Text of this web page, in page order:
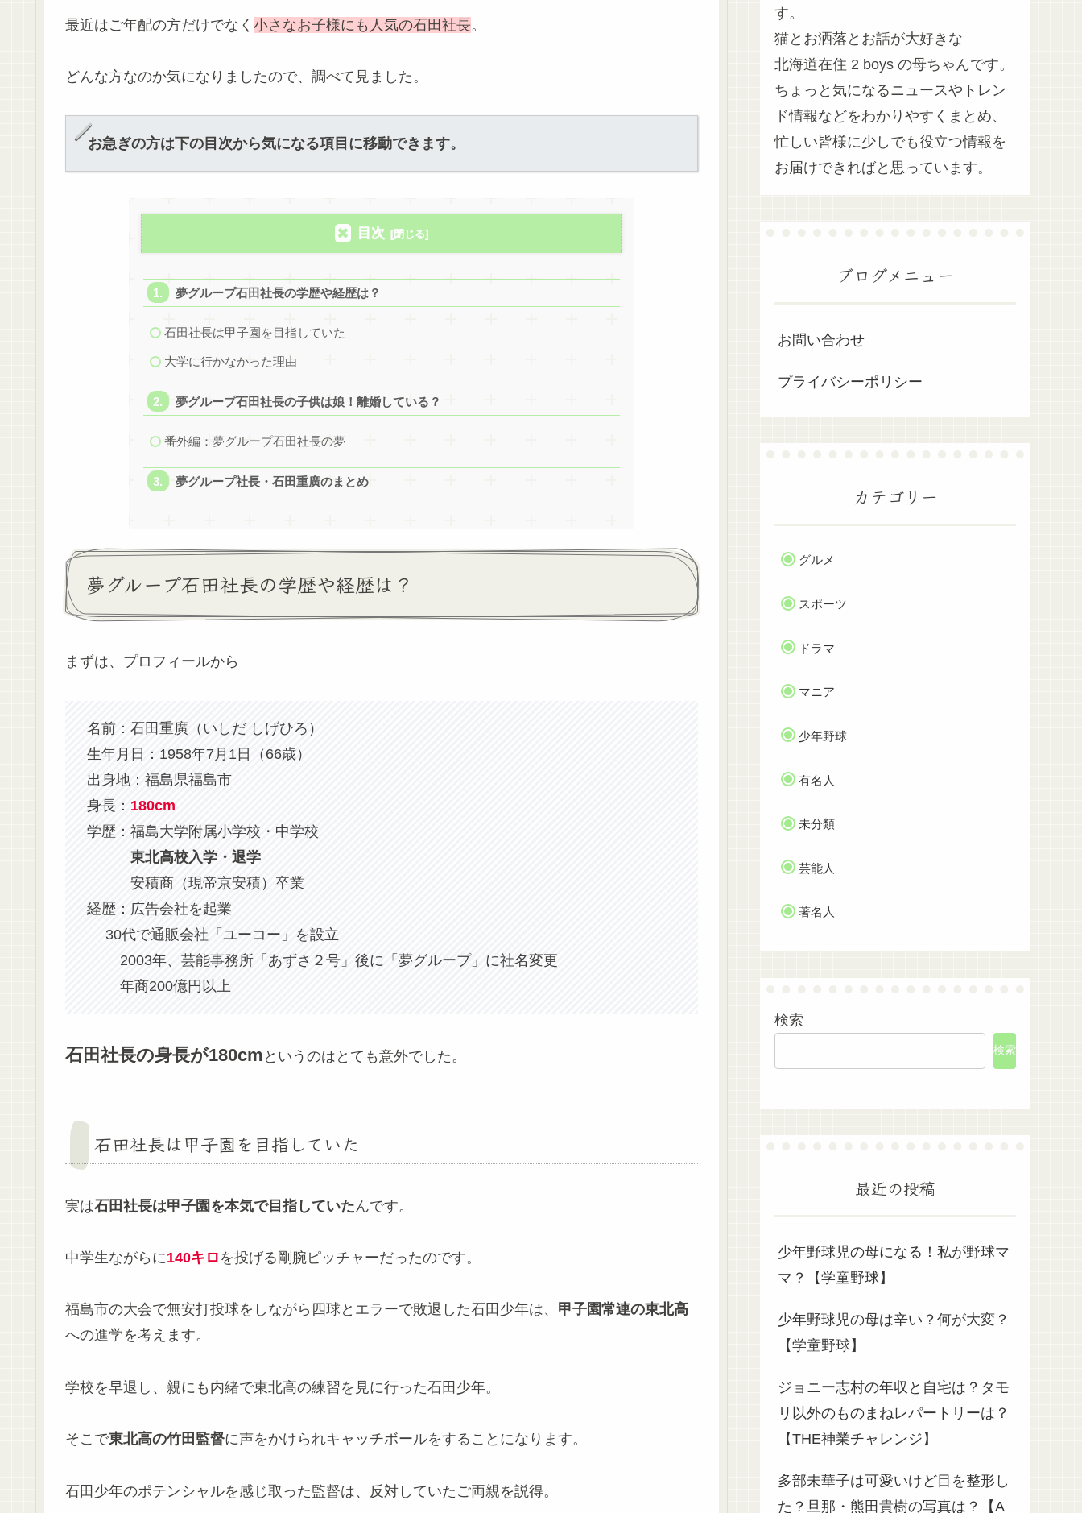
最近はご年配の方だけでなく 小さなお子様にも人気の石田社長。
どんな方なのか気になりましたので、調べて見ました。
お急ぎの方は下の目次から気になる項目に移動できます。
目次
夢グループ石田社長の学歴や経歴は？
石田社長は甲子園を目指していた
大学に行かなかった理由
夢グループ石田社長の子供は娘！離婚している？
番外編：夢グループ石田社長の夢
夢グループ社長・石田重廣のまとめ
夢グループ石田社長の学歴や経歴は？
まずは、プロフィールから
名前：石田重廣（いしだ しげひろ）
生年月日：1958年7月1日（66歳）
出身地：福島県福島市
身長： 180cm
学歴：福島大学附属小学校・中学校
東北高校入学・退学
安積商（現帝京安積）卒業
経歴：広告会社を起業
30代で通販会社「ユーコー」を設立
2003年、芸能事務所「あずさ２号」後に「夢グループ」に社名変更
年商200億円以上
石田社長の身長が180cm というのはとても意外でした。
石田社長は甲子園を目指していた
実は石田社長は甲子園を本気で目指していたんです。
中学生ながらに140キロ を投げる剛腕ピッチャーだったのです。
福島市の大会で無安打投球をしながら四球とエラーで敗退した石田少年は、 甲子園常連の東北高
への進学を考えます。
学校を早退し、親にも内緒で東北高の練習を見に行った石田少年。
そこで東北高の竹田監督に声をかけられキャッチボールをすることになります。
石田少年のポテンシャルを感じ取った監督は、反対していたご両親を説得。
す。
猫とお洒落とお話が大好きな
北海道在住 2 boys の母ちゃんです。
ちょっと気になるニュースやトレン
ド情報などをわかりやすくまとめ、
忙しい皆様に少しでも役立つ情報を
お届けできればと思っています。
ブログメニュー
お問い合わせ
プライバシーポリシー
カテゴリー
グルメ
スポーツ
ドラマ
マニア
少年野球
有名人
未分類
芸能人
著名人
検索
検索
最近の投稿
少年野球児の母になる！私が野球マ
マ？【学童野球】
少年野球児の母は辛い？何が大変？
【学童野球】
ジョニー志村の年収と自宅は？タモ
リ以外のものまねレパートリーは？
【THE神業チャレンジ】
多部未華子は可愛いけど目を整形し
た？旦那・熊田貴樹の写真は？【A